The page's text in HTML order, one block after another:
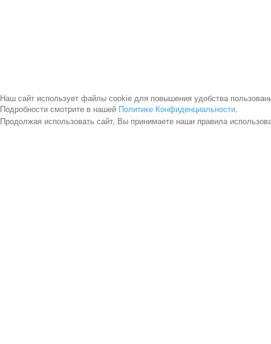
Наш сайт использует файлы cookie для повышения удобства
Подробности смотрите в нашей Политике Конфиденциальности.
Продолжая использовать сайт, Вы принимаете наши правила